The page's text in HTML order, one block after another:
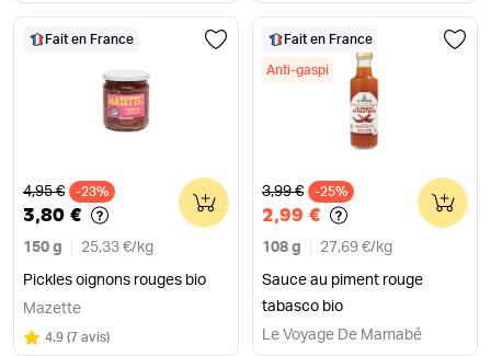
Fait en France
Ancien prix
4,95 € -23%
3,80 €
150 g 25,33 €/ kg
Pickles oignons rouges bio
0
Mazette
Note
4.9 sur 5
(7 avis)
Fait en France
Anti-gaspi
Ancien prix
3,99 € -25%
2,99 €
108 g 27,69 €/ kg
Sauce au piment rouge
tabasco bio
0
Le Voyage De Mamabé